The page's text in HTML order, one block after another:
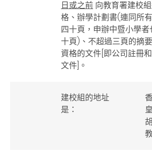
日或之前 向教育署建校
格、辦學計劃書(連同所
四十頁，申辦中暨小學
十頁)、不超過三頁的摘
資格的文件[即公司註冊
文件]。
建校組的地址
是：